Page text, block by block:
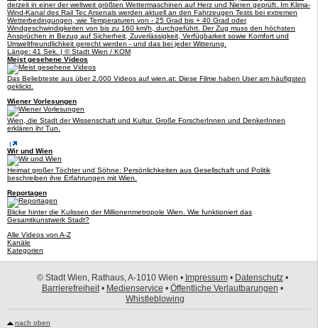
derzeit in einer der weltweit größten Wettermaschinen auf Herz und Nieren geprüft. Im Klima-
Wind-Kanal des Rail Tec Arsenals werden aktuell an den Fahrzeugen Tests bei extremen
Wetterbedingungen, wie Temperaturen von - 25 Grad bis + 40 Grad oder
Windgeschwindigkeiten von bis zu 160 km/h, durchgeführt. Der Zug muss den höchsten
Ansprüchen in Bezug auf Sicherheit, Zuverlässigkeit, Verfügbarkeit sowie Komfort und
Umweltfreundlichkeit gerecht werden - und das bei jeder Witterung.
Länge: 41 Sek. | © Stadt Wien / KOM
Meist gesehene Videos
Das Beliebteste aus über 2.000 Videos auf wien.at: Diese Filme haben User am häufigsten
geklickt.
Wiener Vorlesungen
Wien, die Stadt der Wissenschaft und Kultur. Große ForscherInnen und DenkerInnen
erklären ihr Tun.
Wir und Wien
Heimat großer Töchter und Söhne: Persönlichkeiten aus Gesellschaft und Politik
beschreiben ihre Erfahrungen mit Wien.
Reportagen
Blicke hinter die Kulissen der Millionenmetropole Wien. Wie funktioniert das
Gesamtkunstwerk Stadt?
Alle Videos von A-Z
Kanäle
Kategorien
© Stadt Wien, Rathaus, A-1010 Wien • Impressum• Datenschutz•
Barrierefreiheit• Medienservice • Öffentliche Verlautbarungen •
Whistleblowing
nach oben